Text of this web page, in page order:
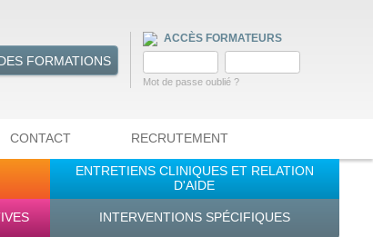
FORMATIONS
ACCÈS FORMATEURS
Mot de passe oublié ?
CONTACT RECRUTEMENT
ENTRETIENS CLINIQUES ET RELATION
D'AIDE
INTERVENTIONS SPÉCIFIQUES